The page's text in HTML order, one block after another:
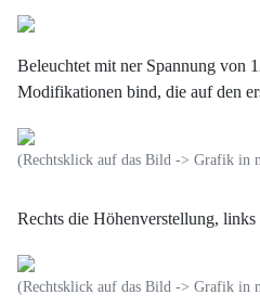
Beleuchtet mit ner Spannung von
Modifikationen bind, die auf den
(Rechtsklick auf das Bild -> Grafik in
Rechts die Höhenverstellung,
(Rechtsklick auf das Bild -> Grafik in